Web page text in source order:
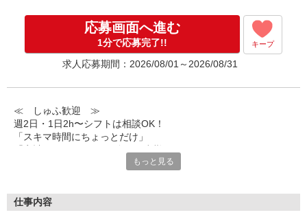
応募画面へ進む
1分で応募完了!! キープ
求人応募期間：2026/08/01～2026/08/31
≪ しゅふ歓迎 ≫
週2日・1日2h〜シフトは相談OK！
「スキマ時間にちょっとだけ」
など、自分らしく活躍できますよ。
■髪型・髪色自由
もっと見る
仕事内容